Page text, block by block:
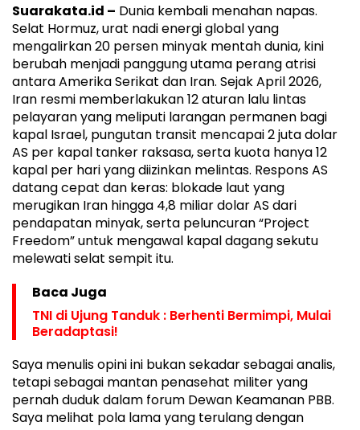
Suarakata.id – Dunia kembali menahan napas.
Selat Hormuz, urat nadi energi global yang
mengalirkan 20 persen minyak mentah dunia, kini
berubah menjadi panggung utama perang atrisi
antara Amerika Serikat dan Iran. Sejak April 2026,
Iran resmi memberlakukan 12 aturan lalu lintas
pelayaran yang meliputi larangan permanen bagi
kapal Israel, pungutan transit mencapai 2 juta dolar
AS per kapal tanker raksasa, serta kuota hanya 12
kapal per hari yang diizinkan melintas. Respons AS
datang cepat dan keras: blokade laut yang
merugikan Iran hingga 4,8 miliar dolar AS dari
pendapatan minyak, serta peluncuran “Project
Freedom” untuk mengawal kapal dagang sekutu
melewati selat sempit itu.
Baca Juga
TNI di Ujung Tanduk : Berhenti Bermimpi, Mulai
Beradaptasi!
Saya menulis opini ini bukan sekadar sebagai analis,
tetapi sebagai mantan penasehat militer yang
pernah duduk dalam forum Dewan Keamanan PBB.
Saya melihat pola lama yang terulang dengan